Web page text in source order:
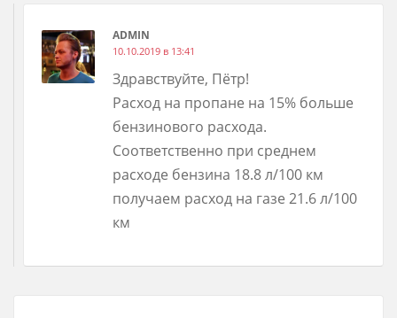
ADMIN
10.10.2019 в 13:41
Здравствуйте, Пётр!
Расход на пропане на 15% больше
бензинового расхода.
Соответственно при среднем
расходе бензина 18.8 л/100 км
получаем расход на газе 21.6 л/100
км